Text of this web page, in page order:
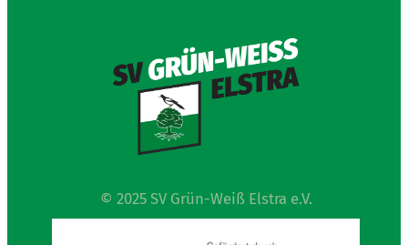
© 2025 SV Grün-Weiß Elstra e.V.